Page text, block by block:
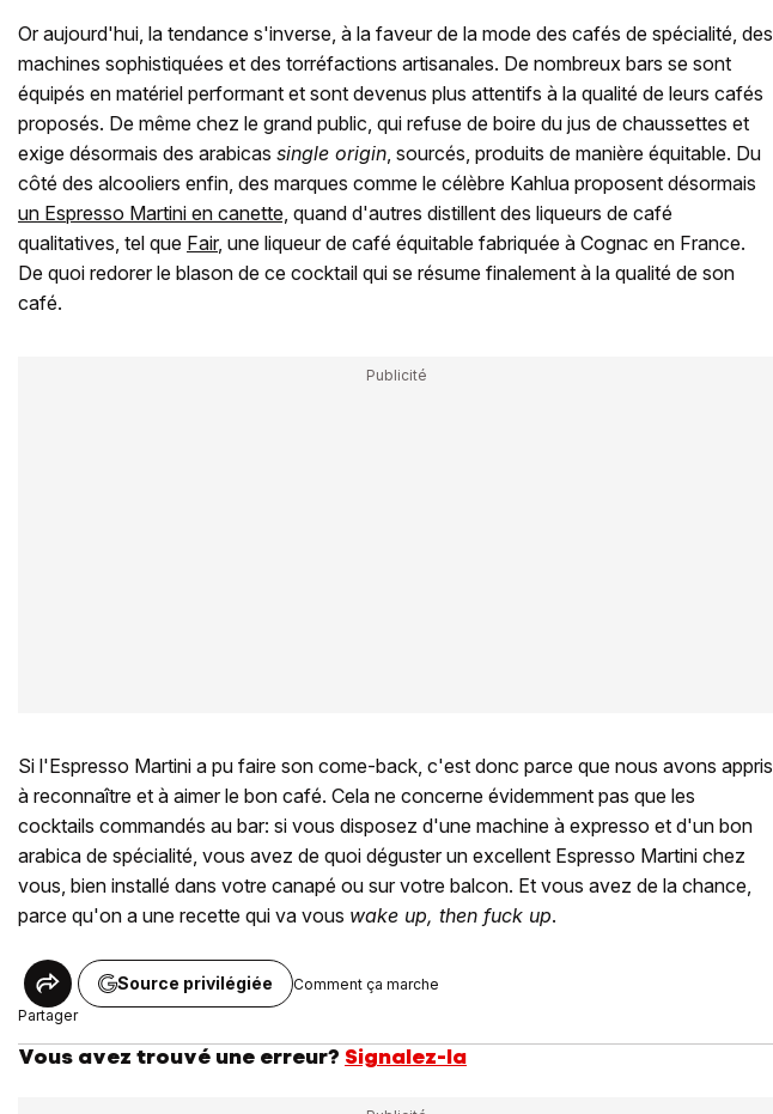
Or aujourd'hui, la tendance s'inverse, à la faveur de la mode des cafés de spécialité, des
machines sophistiquées et des torréfactions artisanales. De nombreux bars se sont
équipés en matériel performant et sont devenus plus attentifs à la qualité de leurs cafés
proposés. De même chez le grand public, qui refuse de boire du jus de chaussettes et
exige désormais des arabicas single origin, sourcés, produits de manière équitable. Du
côté des alcooliers enfin, des marques comme le célèbre Kahlua proposent désormais
un Espresso Martini en canette, quand d'autres distillent des liqueurs de café
qualitatives, tel que Fair, une liqueur de café équitable fabriquée à Cognac en France.
De quoi redorer le blason de ce cocktail qui se résume finalement à la qualité de son
café.
Si l'Espresso Martini a pu faire son come-back, c'est donc parce que nous avons appris
à reconnaître et à aimer le bon café. Cela ne concerne évidemment pas que les
cocktails commandés au bar: si vous disposez d'une machine à expresso et d'un bon
arabica de spécialité, vous avez de quoi déguster un excellent Espresso Martini chez
vous, bien installé dans votre canapé ou sur votre balcon. Et vous avez de la chance,
parce qu'on a une recette qui va vous wake up, then fuck up.
Partager
Source privilégiée Comment ça marche
Vous avez trouvé une erreur? Signalez-la